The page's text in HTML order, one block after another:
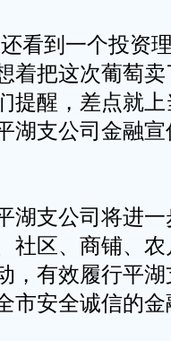
看到一个投资
着把这次葡萄
提醒，差点就上
湖支公司金融
湖支公司将进一
社区、商铺、
，有效履行平
市安全诚信的